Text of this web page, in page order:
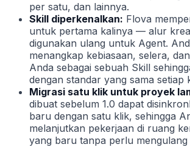
per satu, dan lainnya.
Skill diperkenalkan: Flova
untuk pertama kalinya — alur
digunakan ulang untuk Agent.
menangkap kebiasaan, selera,
Anda sebagai sebuah Skill
dengan standar yang sama setiap
Migrasi satu klik untuk proyek
dibuat sebelum 1.0 dapat
baru dengan satu klik, sehingga
melanjutkan pekerjaan di ruang
yang baru tanpa perlu mengulang